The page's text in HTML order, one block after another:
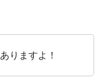
りますよ！